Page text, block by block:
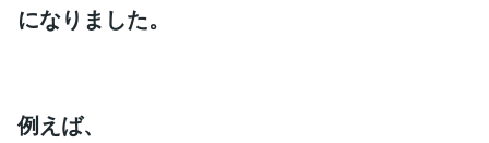
になりました。
例えば、